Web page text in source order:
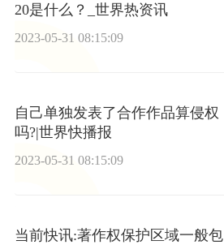
20是什么？_世界热资讯
2023-05-31 08:15:09
自己单独发表了合作作品算侵权
吗?|世界快播报
2023-05-31 08:15:09
当前快讯:著作权保护区域一般包